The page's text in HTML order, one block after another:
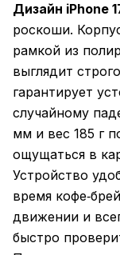
Дизайн iPhone
роскоши.
рамкой из
выглядит
гарантирует
случайному
мм и вес 185 г
ощущаться в
Устройство
время
движении и
быстро